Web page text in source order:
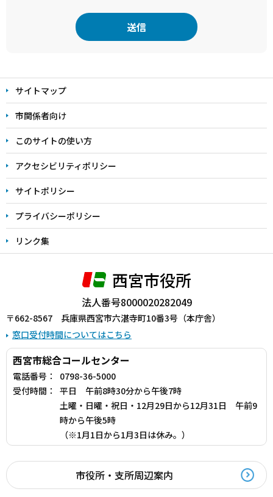
文
こ
こ
ま
で
サイトマップ
市関係者向け
このサイトの使い方
アクセシビリティポリシー
サイトポリシー
プライバシーポリシー
リンク集
西宮市役所
法人番号8000020282049
〒662-8567 兵庫県西宮市六湛寺町10番3号（本庁舎）
窓口受付時間についてはこちら
西宮市総合コールセンター
電話番号：
0798-36-5000
受付時間：
平日 午前8時30分から午後7時
土曜・日曜・祝日・12月29日から12月31日 午前9
時から午後5時
（※1月1日から1月3日は休み。）
市役所・支所周辺案内